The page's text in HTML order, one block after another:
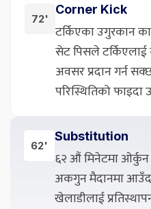
72'
Corner Kick
टर्किएका उगुरकान
सेट पिसले टर्किएलाई
अवसर प्रदान गर्न
परिस्थितिको
62'
Substitution
६२ औं मिनेटमा
अकगुन मैदानमा
खेलाडीलाई